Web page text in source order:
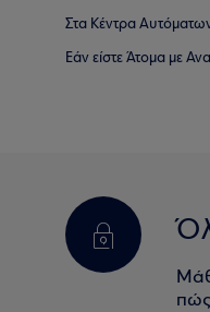
Στα Κέντρα
Εάν είστε Άτομα με
πώς